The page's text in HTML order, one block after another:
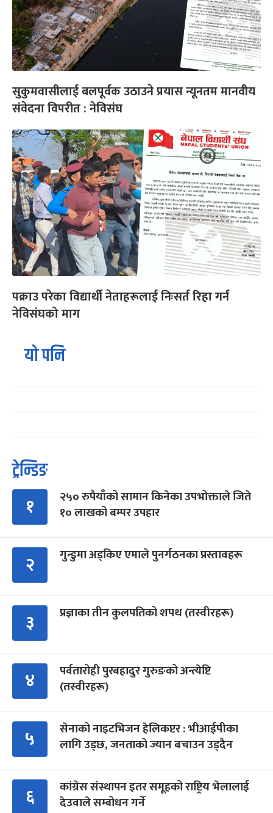
सुकुमवासीलाई बलपूर्वक उठाउने प्रयास न्यूनतम मानवीय
संवेदना विपरीत : नेविसंघ
पक्राउ परेका विद्यार्थी नेताहरूलाई निःसर्त रिहा गर्न
नेविसंघको माग
यो पनि
ट्रेन्डिङ
१
२५० रुपैयाँको सामान किनेका उपभोक्ताले जिते
१० लाखको बम्पर उपहार
२ गुन्डुमा अड्किए एमाले पुनर्गठनका प्रस्तावहरू
३ प्रज्ञाका तीन कुलपतिको शपथ (तस्वीरहरू)
४
पर्वतारोही पुरबहादुर गुरुङको अन्त्येष्टि
(तस्वीरहरू)
५
सेनाको नाइटभिजन हेलिकप्टर : भीआईपीका
लागि उड्छ, जनताको ज्यान बचाउन उड्दैन
६
कांग्रेस संस्थापन इतर समूहको राष्ट्रिय भेलालाई
देउवाले सम्बोधन गर्ने